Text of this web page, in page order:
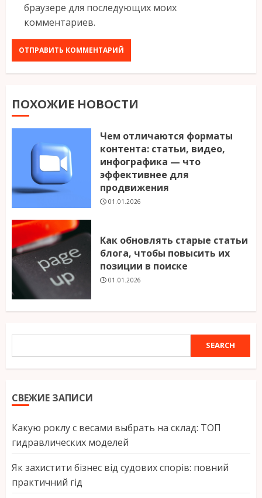
браузере для последующих моих
комментариев.
ПОХОЖИЕ НОВОСТИ
Чем отличаются форматы
контента: статьи, видео,
инфографика — что
эффективнее для
продвижения
01.01.2026
Как обновлять старые статьи
блога, чтобы повысить их
позиции в поиске
01.01.2026
SEARCH
СВЕЖИЕ ЗАПИСИ
Какую роклу с весами выбрать на склад: ТОП
гидравлических моделей
Як захистити бізнес від судових спорів: повний
практичний гід